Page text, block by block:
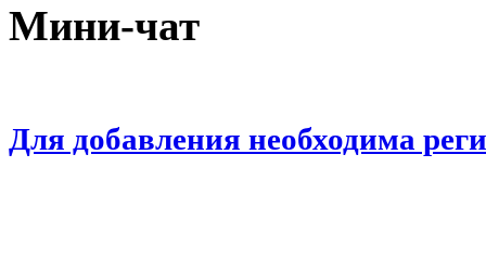
Мини-чат
Для добавления необходима